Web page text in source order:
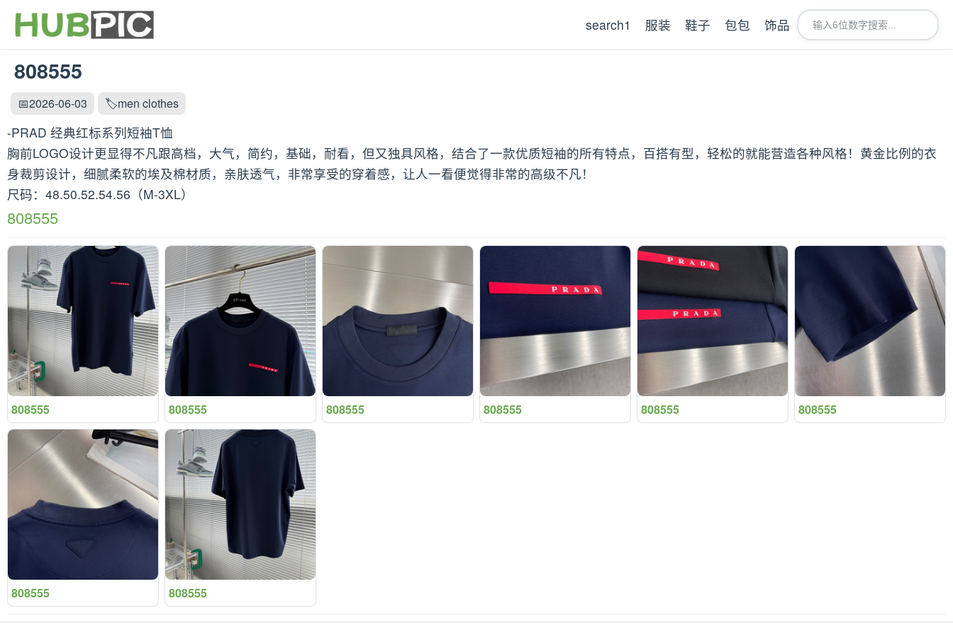
search1 服装 鞋子 包包 饰品
808555
📅2026-06-03 🏷️men clothes
-PRAD 经典红标系列短袖T恤
胸前LOGO设计更显得不凡跟高档，大气，简约，基础，耐看，但又独具风格，结合了一款优质短袖的所有特点，百搭有型，轻松的就能营造各种风格！黄金比例的衣
身裁剪设计，细腻柔软的埃及棉材质，亲肤透气，非常享受的穿着感，让人一看便觉得非常的高级不凡！
尺码：48.50.52.54.56（M-3XL）
808555
808555 808555 808555 808555 808555 808555
808555 808555